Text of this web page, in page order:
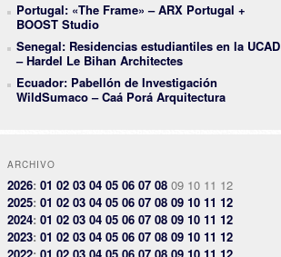
Portugal: «The Frame» – ARX Portugal +
BOOST Studio
Senegal: Residencias estudiantiles en la UCAD
– Hardel Le Bihan Architectes
Ecuador: Pabellón de Investigación
WildSumaco – Caá Porá Arquitectura
ARCHIVO
2026: 01 02 03 04 05 06 07 08 09 10 11 12
2025: 01 02 03 04 05 06 07 08 09 10 11 12
2024: 01 02 03 04 05 06 07 08 09 10 11 12
2023: 01 02 03 04 05 06 07 08 09 10 11 12